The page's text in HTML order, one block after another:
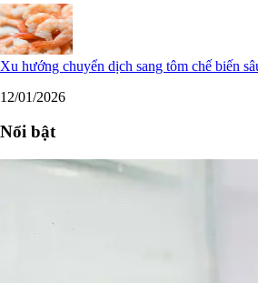
Xu hướng chuyển dịch sang tôm chế biến
12/01/2026
Nổi bật